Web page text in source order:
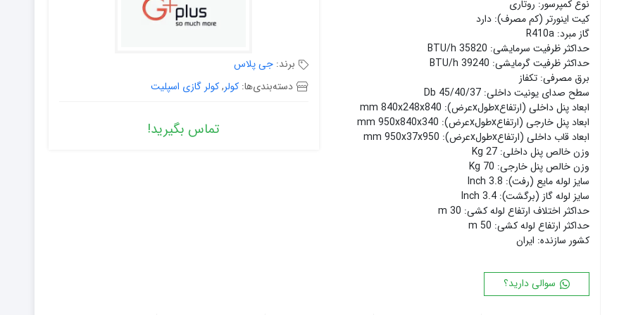
۱۸ پره
۲۰ پره
نوع کمپرسور: روتاری
کیت اینورتر (کم مصرف): دارد
گاز مبرد: R410a
حداکثر ظرفیت سرمایشی: BTU/h 35820
حداکثر ظرفیت گرمایشی: BTU/h 39240
برق مصرفی: تکفاز
سطح صدای یونیت داخلی: Db 45/40/37
ابعاد پنل داخلی (ارتفاعxطولxعرض): mm 840x248x840
ابعاد پنل خارجی (ارتفاعxطولxعرض): mm 950x840x340
ابعاد قاب داخلی (ارتفاعxطولxعرض): mm 950x37x950
وزن خالص پنل داخلی: Kg 27
وزن خالص پنل خارجی: Kg 70
سایز لوله مایع (رفت): Inch 3.8
سایز لوله گاز (برگشت): Inch 3.4
حداکثر اختلاف ارتفاع لوله کشی: m 30
حداکثر ارتفاع لوله کشی: m 50
کشور سازنده: ایران
سوالی دارید؟
برند:جی پلاس
دسته‌بندی‌ها:کولر,کولر گازی اسپلیت
تماس بگیرید!